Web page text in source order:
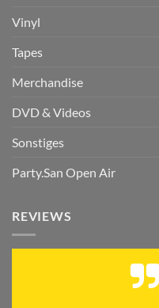
Vinyl
Tapes
Merchandise
DVD & Videos
Sonstiges
Party.San Open Air
REVIEWS